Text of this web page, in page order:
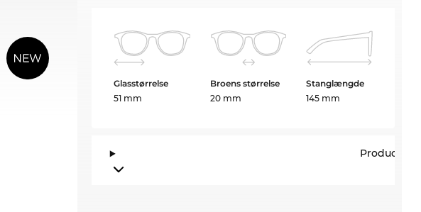
Glasstørrelse
51 mm
Broens størrelse
20 mm
Stanglængde
145 mm